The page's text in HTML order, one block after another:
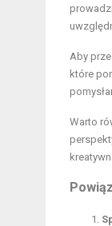
Aby
które
Warto